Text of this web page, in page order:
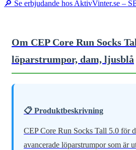
🔎 Se erbjudande hos AktivVinter.se –
Om CEP Core Run Socks
löparstrumpor, dam, ljusblå
📋 Produktbeskrivning
CEP Core Run Socks Tall 5.0 för
avancerade löparstrumpor som är